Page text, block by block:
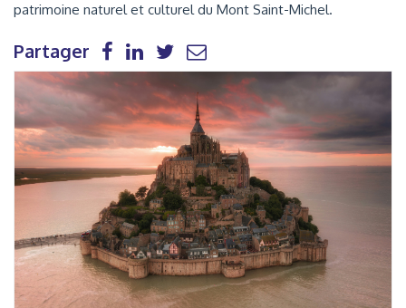
patrimoine naturel et culturel du Mont Saint-Michel.
Partager